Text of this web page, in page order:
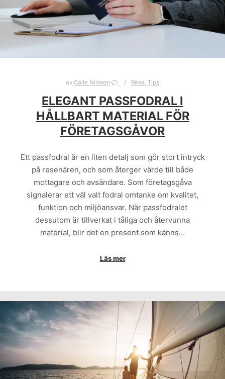
av Calle Nilsson Resa, Tips
ELEGANT PASSFODRAL I
HÅLLBART MATERIAL FÖR
FÖRETAGSGÅVOR
Ett passfodral är en liten detalj som gör stort intryck
på resenären, och som återger värde till både
mottagare och avsändare. Som företagsgåva
signalerar ett väl valt fodral omtanke om kvalitet,
funktion och miljöansvar. När passfodralet
dessutom är tillverkat i tåliga och återvunna
material, blir det en present som känns…
Läs mer